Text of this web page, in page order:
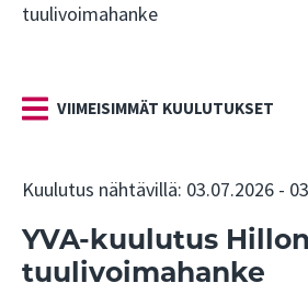
tuulivoimahanke
VIIMEISIMMÄT KUULUTUKSET
Kuulutus nähtävillä: 03.07.2026 -
YVA-kuulutus
tuulivoimahanke